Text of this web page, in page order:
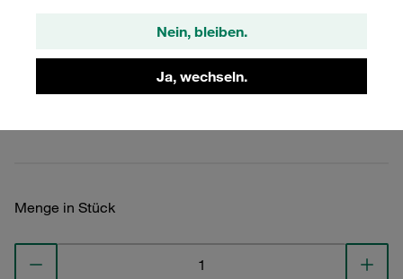
Nein, bleiben.
Ja, wechseln.
SP-648.3-PA-IS-M-W10
STAUFF Materialnr. 1110000653
Menge in Stück